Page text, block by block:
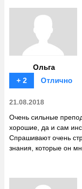
Ольга
+ 2
Отлично
21.08.2018
Очень сильные
хорошие, да и сам
Спрашивают очень
знания, которые он